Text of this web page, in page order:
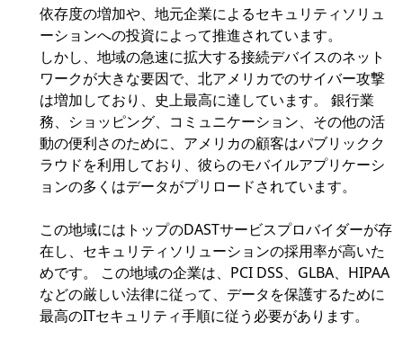
依存度の増加や、地元企業によるセキュリティソリュ
ーションへの投資によって推進されています。
しかし、地域の急速に拡大する接続デバイスのネット
ワークが大きな要因で、北アメリカでのサイバー攻撃
は増加しており、史上最高に達しています。 銀行業
務、ショッピング、コミュニケーション、その他の活
動の便利さのために、アメリカの顧客はパブリックク
ラウドを利用しており、彼らのモバイルアプリケーシ
ョンの多くはデータがプリロードされています。
この地域にはトップのDASTサービスプロバイダーが存
在し、セキュリティソリューションの採用率が高いた
めです。 この地域の企業は、PCI DSS、GLBA、HIPAA
などの厳しい法律に従って、データを保護するために
最高のITセキュリティ手順に従う必要があります。